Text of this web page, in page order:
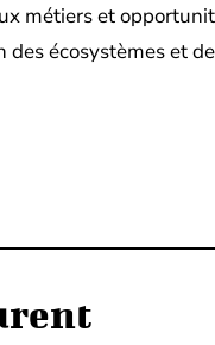
métiers et
écosystèmes et